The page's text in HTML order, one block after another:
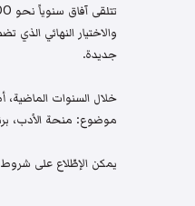
والاختيار النهائي
جديدة.
خلال السنوات الماضية،
موضوع: منحة الأدب،
يمكن الإطّلاع على